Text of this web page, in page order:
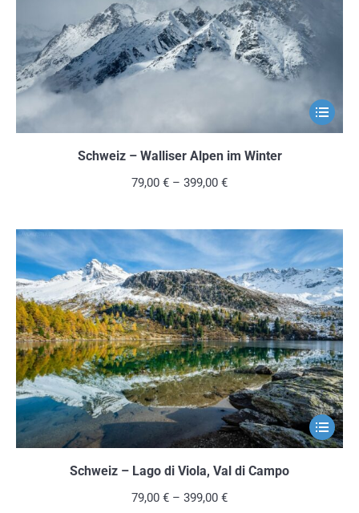
Dieses
Produkt
Die
Optionen
können
auf
der
gewählt
werden
Schweiz – Walliser Alpen im Winter
79,00 € – 399,00 €
Dieses
Produkt
Schweiz – Lago di Viola, Val di Campo
79,00 € – 399,00 €